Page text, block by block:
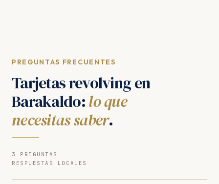
PREGUNTAS FRECUENTES
Tarjetas revolving en
Barakaldo:lo que
necesitas saber.
3 PREGUNTAS
RESPUESTAS LOCALES